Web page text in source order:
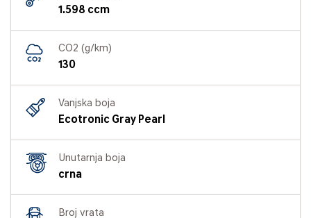
1.598 ccm
CO2 (g/km)
130
Vanjska boja
Ecotronic Gray Pearl
Unutarnja boja
crna
Broj vrata